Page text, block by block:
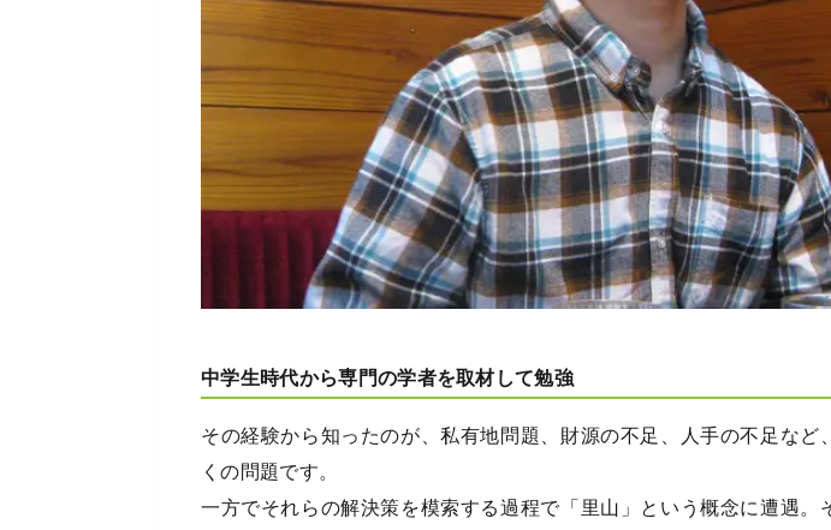
中学生時代から専門の学者を取材して勉強
その経験から知ったのが、私有地問題、財源の不足、人手の不足など
くの問題です。
一方でそれらの解決策を模索する過程で「里山」という概念に遭遇。